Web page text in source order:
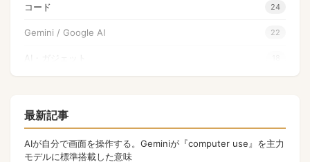
コード 24
Gemini / Google AI 22
AI・ガジェット
Apple
最新記事
AIが自分で画面を操作する。Geminiが『computer use』を主力
モデルに標準搭載した意味